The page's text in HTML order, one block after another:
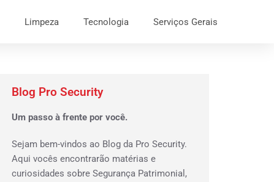
Limpeza Tecnologia Serviços Gerais
Blog Pro Security
Um passo à frente por você.
Sejam bem-vindos ao Blog da Pro Security.
Aqui vocês encontrarão matérias e
curiosidades sobre Segurança Patrimonial,